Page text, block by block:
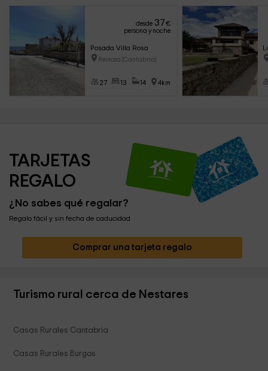
desde 37€
persona y noche
Posada Villa Rosa
Reinosa (Cantabria)
27 13 14 4km
TARJETAS
REGALO
¿No sabes qué regalar?
Regalo fácil y sin fecha de caducidad
Comprar una tarjeta regalo
Turismo rural cerca de Nestares
Casas Rurales Cantabria
Casas Rurales Burgos